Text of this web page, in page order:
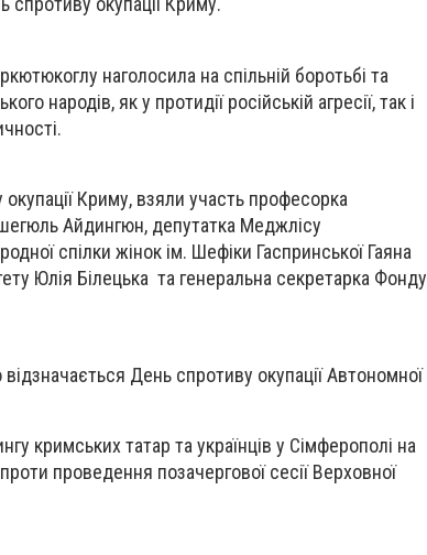
наголосила на спільній боротьбі та
народів, як у протидії російській агресії, так і
Криму, взяли участь професорка
Айдингюн, депутатка Меджлісу
спілки жінок ім. Шефіки Гаспринської Гаяна
Юлія Білецька та генеральна секретарка Фонду
День спротиву окупації Автономної
кримських татар та українців у Сімферополі на
проти проведення позачергової сесії Верховної